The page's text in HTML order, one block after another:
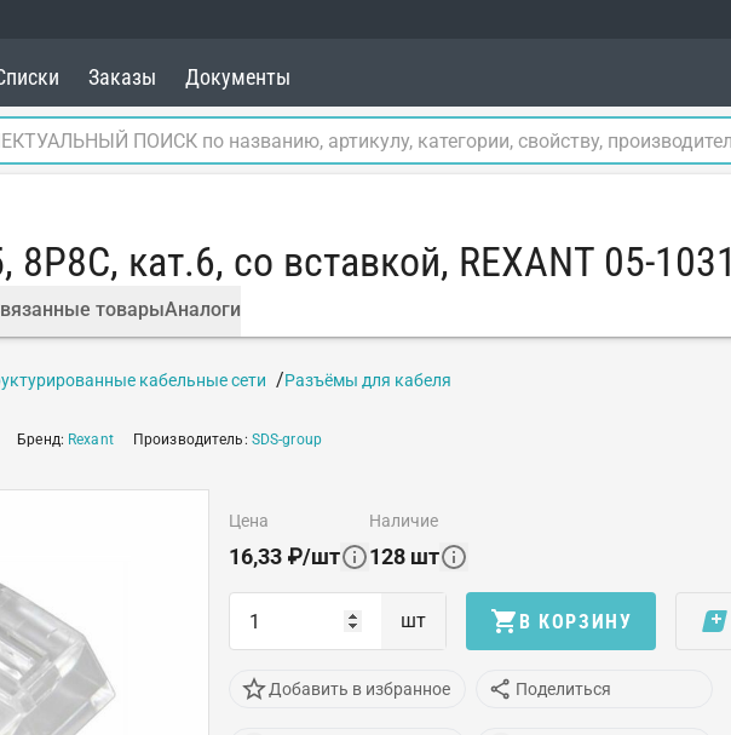
Заказы Документы
8P8C, кат.6, со вставкой, REXANT 05-1031
товарыАналоги
кабельные сети Разъёмы для кабеля
Бренд: Rexant Производитель: SDS-group
цена
16,33 ₽/шт
наличие
128 шт
шт В КОРЗИНУ
Добавить в избранное Поделиться